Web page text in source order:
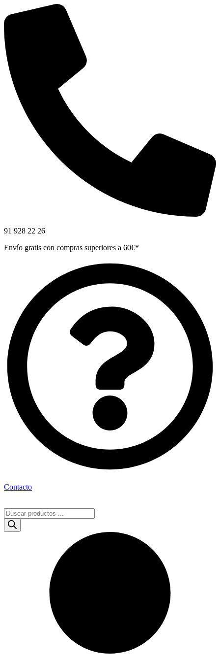
91 928 22 26
Envío gratis con compras superiores a 60€*
Contacto
Búsqueda
de
productos